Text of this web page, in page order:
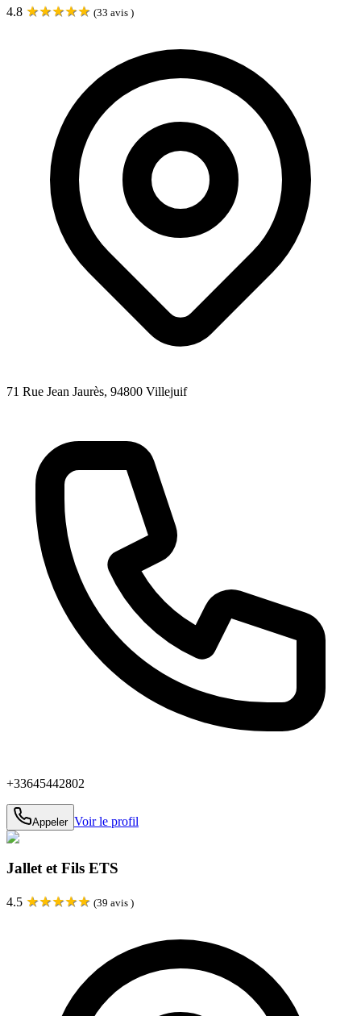
4.8 ★★★★★ (33 avis )
71 Rue Jean Jaurès, 94800 Villejuif
+33645442802
Appeler Voir le profil
Jallet et Fils ETS
4.5 ★★★★★ (39 avis )